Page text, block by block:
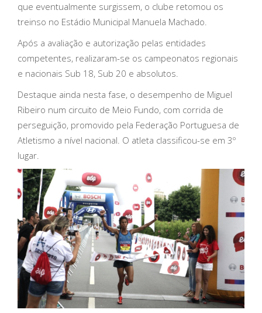
que eventualmente surgissem, o clube retomou os
treinso no Estádio Municipal Manuela Machado.
Após a avaliação e autorização pelas entidades
competentes, realizaram-se os campeonatos regionais
e nacionais Sub 18, Sub 20 e absolutos.
Destaque ainda nesta fase, o desempenho de Miguel
Ribeiro num circuito de Meio Fundo, com corrida de
perseguição, promovido pela Federação Portuguesa de
Atletismo a nível nacional. O atleta classificou-se em 3º
lugar.